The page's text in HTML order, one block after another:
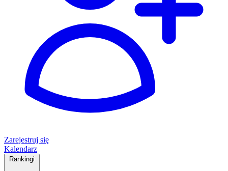
Zarejestruj się
Kalendarz
Rankingi